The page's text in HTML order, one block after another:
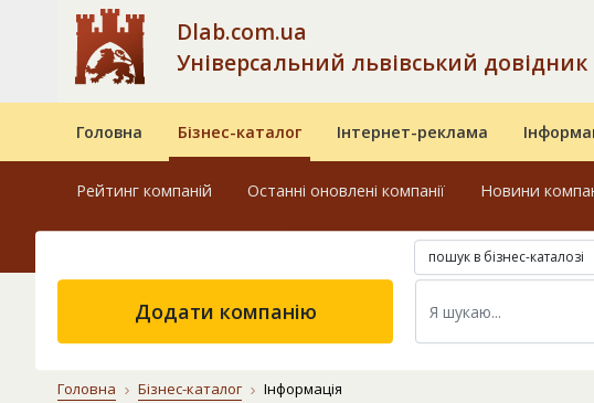
Dlab.com.ua
Універсальний львівський довідник
Головна Бізнес-каталог Інтернет-реклама
Рейтинг компаній Останні оновлені компанії Новини
пошук в бізнес-каталозі
Додати компанію
Головна Бізнес-каталог Інформація